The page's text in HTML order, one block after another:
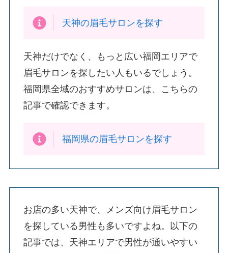
天神の眉毛サロンを探す
天神だけでなく、もっと広い福岡エリアで
眉毛サロンを探したい人もいるでしょう。
福岡県全域のおすすめサロンは、こちらの
記事で確認できます。
福岡県の眉毛サロンを探す
お店の多い天神で、メンズ向け眉毛サロン
を探している男性も多いですよね。以下の
記事では、天神エリアで男性が通いやすい